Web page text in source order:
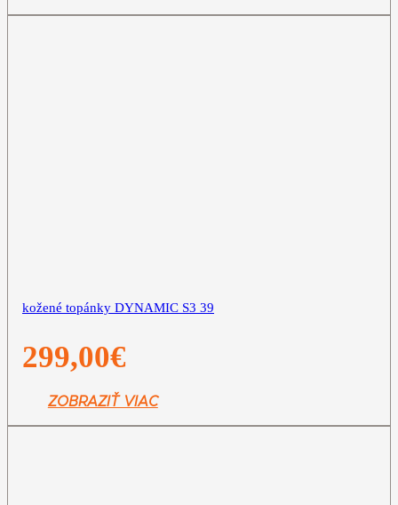
kožené topánky DYNAMIC S3 39
299,00€
ZOBRAZIŤ VIAC